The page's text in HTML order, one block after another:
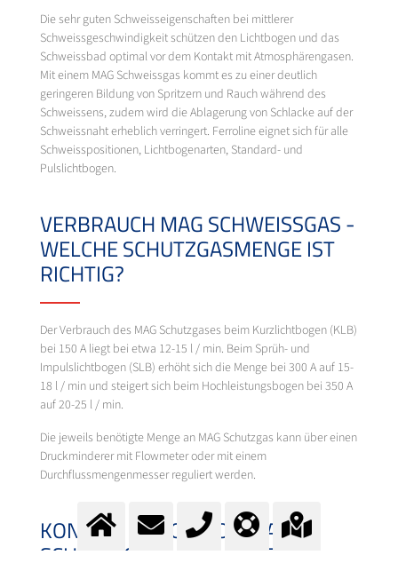
Die sehr guten Schweisseigenschaften bei mittlerer
Schweissgeschwindigkeit schützen den Lichtbogen und das
Schweissbad optimal vor dem Kontakt mit Atmosphärengasen.
Mit einem MAG Schweissgas kommt es zu einer deutlich
geringeren Bildung von Spritzern und Rauch während des
Schweissens, zudem wird die Ablagerung von Schlacke auf der
Schweissnaht erheblich verringert. Ferroline eignet sich für alle
Schweisspositionen, Lichtbogenarten, Standard- und
Pulslichtbogen.
VERBRAUCH MAG SCHWEISSGAS -
WELCHE SCHUTZGASMENGE IST
RICHTIG?
Der Verbrauch des MAG Schutzgases beim Kurzlichtbogen (KLB)
bei 150 A liegt bei etwa 12-15 l / min. Beim Sprüh- und
Impulslichtbogen (SLB) erhöht sich die Menge bei 300 A auf 15-
18 l / min und steigert sich beim Hochleistungsbogen bei 350 A
auf 20-25 l / min.
Die jeweils benötigte Menge an MAG Schutzgas kann über einen
Druckminderer mit Flowmeter oder mit einem
Durchflussmengenmesser reguliert werden.
KONTAMINATION VON MAG
SCHWEISSGAS VERMEIDEN